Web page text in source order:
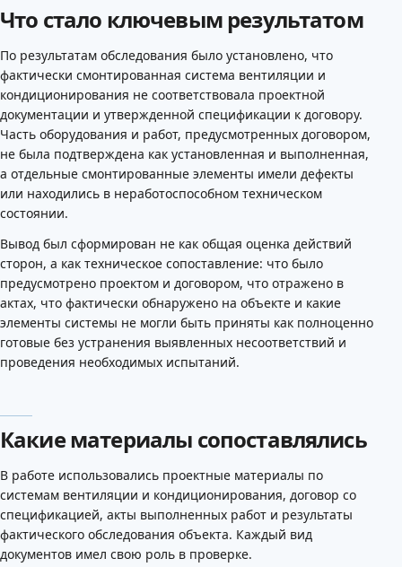
Что стало ключевым результатом
По результатам обследования было установлено, что
фактически смонтированная система вентиляции и
кондиционирования не соответствовала проектной
документации и утвержденной спецификации к договору.
Часть оборудования и работ, предусмотренных договором,
не была подтверждена как установленная и выполненная,
а отдельные смонтированные элементы имели дефекты
или находились в неработоспособном техническом
состоянии.
Вывод был сформирован не как общая оценка действий
сторон, а как техническое сопоставление: что было
предусмотрено проектом и договором, что отражено в
актах, что фактически обнаружено на объекте и какие
элементы системы не могли быть приняты как полноценно
готовые без устранения выявленных несоответствий и
проведения необходимых испытаний.
Какие материалы сопоставлялись
В работе использовались проектные материалы по
системам вентиляции и кондиционирования, договор со
спецификацией, акты выполненных работ и результаты
фактического обследования объекта. Каждый вид
документов имел свою роль в проверке.